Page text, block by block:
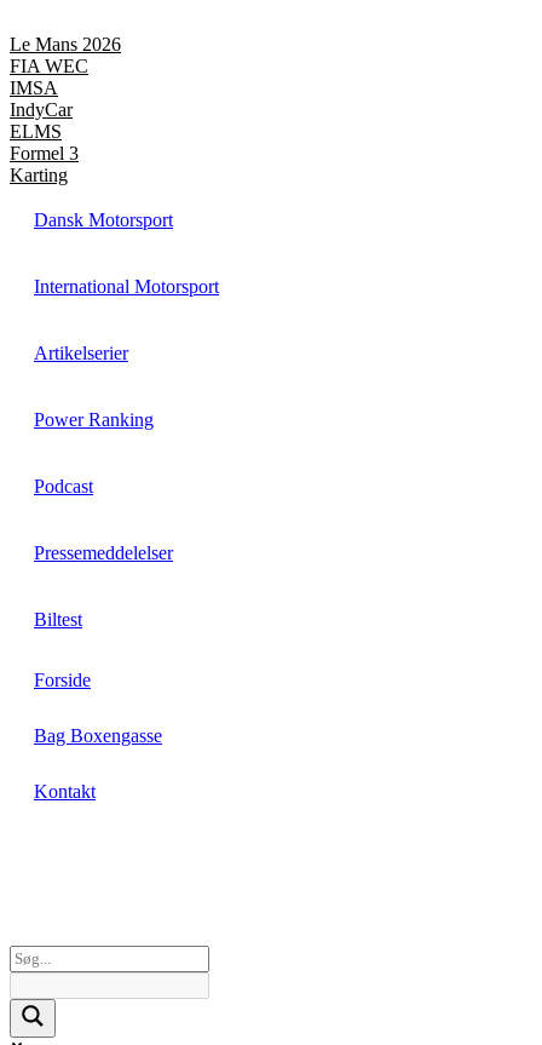
til
indhold
Le Mans 2026
FIA WEC
IMSA
IndyCar
ELMS
Formel 3
Karting
Dansk Motorsport
International Motorsport
Artikelserier
Power Ranking
Podcast
Pressemeddelelser
Biltest
Forside
Bag Boxengasse
Kontakt